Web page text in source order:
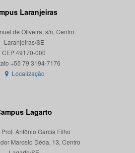
Laranjeiras
de Oliveira, s/n, Centro
Laranjeiras/SE
CEP 49170-000
Localização
Lagarto
Antônio Garcia Filho
Marcelo Déda, 13, Centro